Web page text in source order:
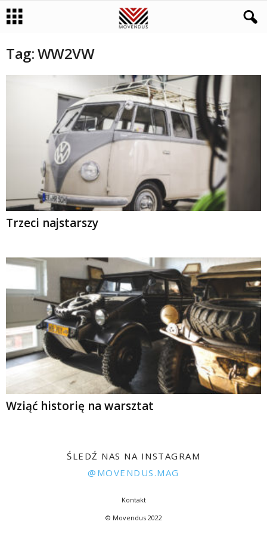
Tag: WW2VW
Trzeci najstarszy
Wziąć historię na warsztat
ŚLEDŹ NAS NA INSTAGRAM
@MOVENDUS.MAG
Kontakt
© Movendus 2022